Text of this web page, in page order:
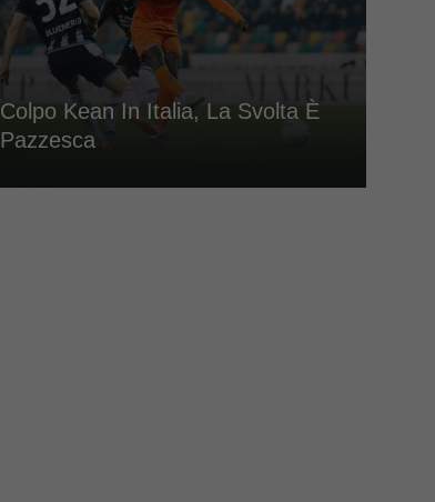
Colpo Kean In Italia, La Svolta È
Pazzesca